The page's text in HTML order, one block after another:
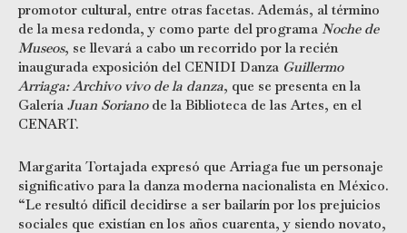
promotor cultural, entre otras facetas. Además, al término
de la mesa redonda, y como parte del programa Noche de
Museos, se llevará a cabo un recorrido por la recién
inaugurada exposición del CENIDI Danza Guillermo
Arriaga: Archivo vivo de la danza, que se presenta en la
Galería Juan Sorianode la Biblioteca de las Artes, en el
CENART.
Margarita Tortajada expresó que Arriaga fue un personaje
significativo para la danza moderna nacionalista en México.
“Le resultó difícil decidirse a ser bailarín por los prejuicios
sociales que existían en los años cuarenta, y siendo novato,